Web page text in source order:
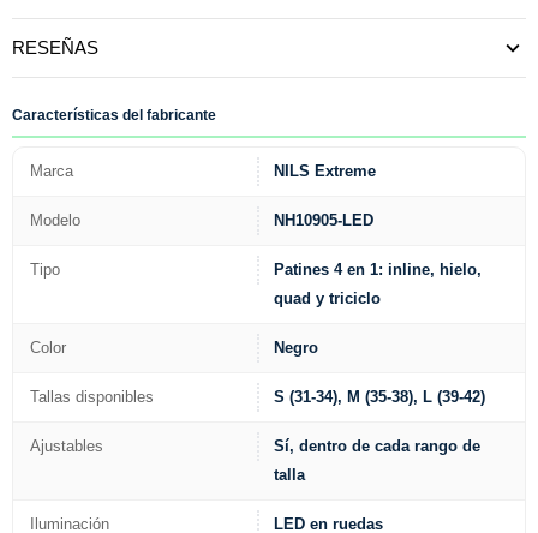
RESEÑAS
Características del fabricante
Marca NILS Extreme
Modelo NH10905-LED
Tipo
Patines 4 en 1: inline, hielo,
quad y triciclo
Color Negro
Tallas disponibles S (31-34), M (35-38), L (39-42)
Ajustables
Sí, dentro de cada rango de
talla
Iluminación LED en ruedas